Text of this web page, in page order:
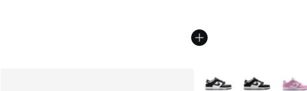
Meer kleuren